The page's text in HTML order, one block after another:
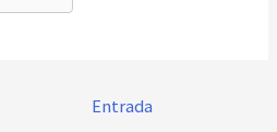
Entrada